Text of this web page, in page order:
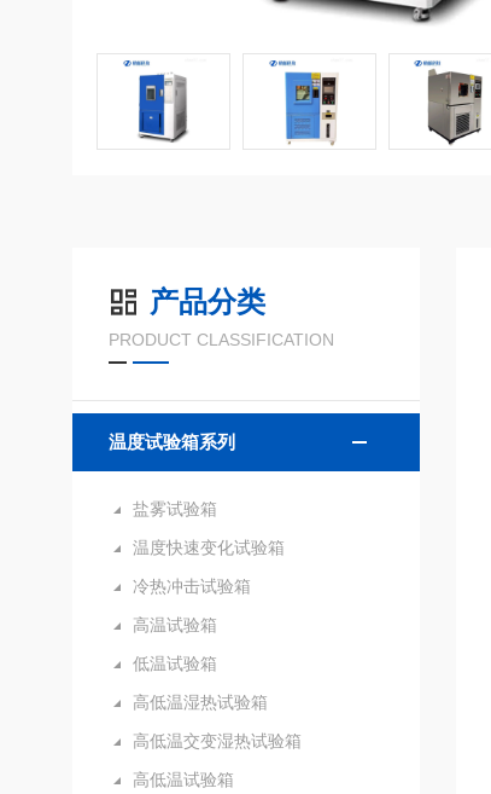
产品分类
PRODUCT CLASSIFICATION
温度试验箱系列
盐雾试验箱
温度快速变化试验箱
冷热冲击试验箱
高温试验箱
低温试验箱
高低温湿热试验箱
高低温交变湿热试验箱
高低温试验箱